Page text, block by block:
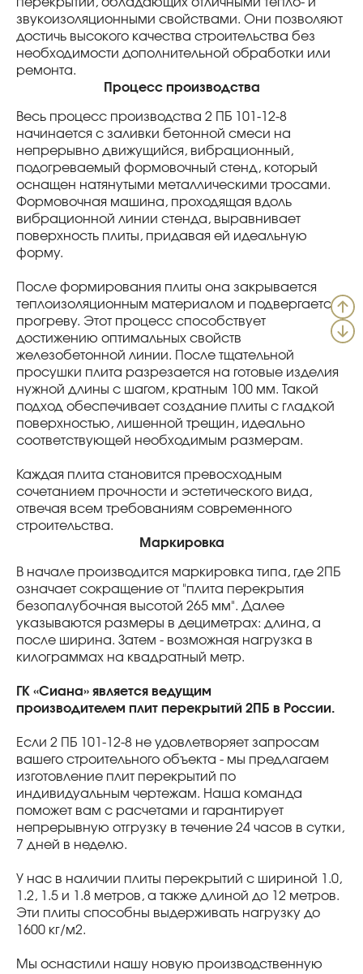
звукоизоляционными свойствами. Они позволяют
достичь высокого качества строительства без
необходимости дополнительной обработки или
ремонта.
Процесс производства
Весь процесс производства 2 ПБ 101-12-8
начинается с заливки бетонной смеси на
непрерывно движущийся, вибрационный,
подогреваемый формовочный стенд, который
оснащен натянутыми металлическими тросами.
Формовочная машина, проходящая вдоль
вибрационной линии стенда, выравнивает
поверхность плиты, придавая ей идеальную
форму.
После формирования плиты она закрывается
теплоизоляционным материалом и подвергается
прогреву. Этот процесс способствует
достижению оптимальных свойств
железобетонной линии. После тщательной
просушки плита разрезается на готовые изделия
нужной длины с шагом, кратным 100 мм. Такой
подход обеспечивает создание плиты с гладкой
поверхностью, лишенной трещин, идеально
соответствующей необходимым размерам.
Каждая плита становится превосходным
сочетанием прочности и эстетического вида,
отвечая всем требованиям современного
строительства.
Маркировка
В начале производится маркировка типа, где 2ПБ
означает сокращение от "плита перекрытия
безопалубочная высотой 265 мм". Далее
указываются размеры в дециметрах: длина, а
после ширина. Затем - возможная нагрузка в
килограммах на квадратный метр.
ГК «Сиана» является ведущим
производителем плит перекрытий 2ПБ в России.
Если 2 ПБ 101-12-8 не удовлетворяет запросам
вашего строительного объекта - мы предлагаем
изготовление плит перекрытий по
индивидуальным чертежам. Наша команда
поможет вам с расчетами и гарантирует
непрерывную отгрузку в течение 24 часов в сутки,
7 дней в неделю.
У нас в наличии плиты перекрытий с шириной 1.0,
1.2, 1.5 и 1.8 метров, а также длиной до 12 метров.
Эти плиты способны выдерживать нагрузку до
1600 кг/м2.
Мы оснастили нашу новую производственную